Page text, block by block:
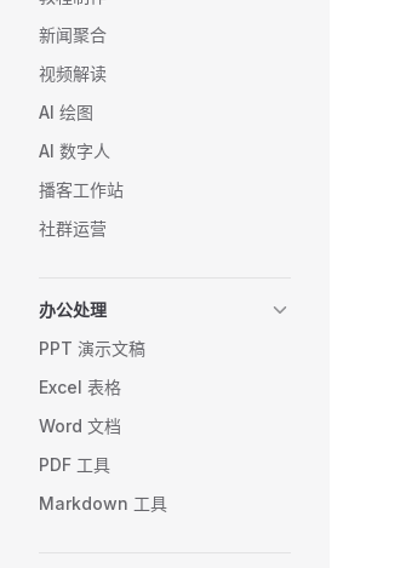
新闻聚合
视频解读
AI 绘图
AI 数字人
播客工作站
社群运营
办公处理
PPT 演示文稿
Excel 表格
Word 文档
PDF 工具
Markdown 工具